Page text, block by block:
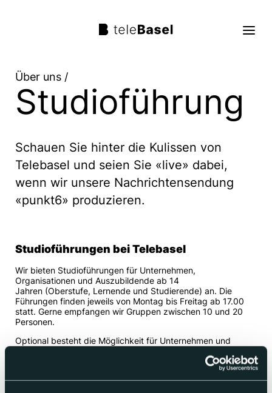
Live TV
Sendungen
TV Programm
Über uns
Suche
Über uns /
Studioführung
Schauen Sie hinter die Kulissen von
Telebasel und seien Sie «live» dabei,
wenn wir unsere Nachrichtensendung
«punkt6» produzieren.
Studioführungen bei Telebasel
Wir bieten Studioführungen für Unternehmen,
Organisationen und Auszubildende ab 14
Jahren (Oberstufe, Lernende und Studierende) an. Die
Führungen finden jeweils von Montag bis Freitag ab 17.00
statt. Gerne empfangen wir Gruppen zwischen 10 und 20
Personen.
Optional besteht die Möglichkeit für Unternehmen und
dazu zu buchen: Sandra Ziegler und/oder Philippe Chappuis
geben Einblick in Unternehmen, Strategie und Programm
von Telebasel.